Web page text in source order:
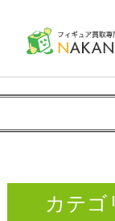
カテゴ